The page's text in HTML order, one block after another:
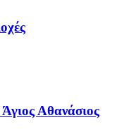
Αθανάσιος